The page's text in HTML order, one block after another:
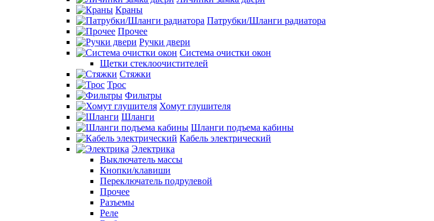
Краны
Патрубки/Шланги радиатора
Прочее
Ручки двери
Система очистки окон
Щетки стеклоочистителей
Стяжки
Трос
Фильтры
Хомут глушителя
Шланги
Шланги подъема кабины
Кабель электрический
Электрика
Выключатель массы
Кнопки/клавиши
Переключатель подрулевой
Прочее
Разъемы
Реле